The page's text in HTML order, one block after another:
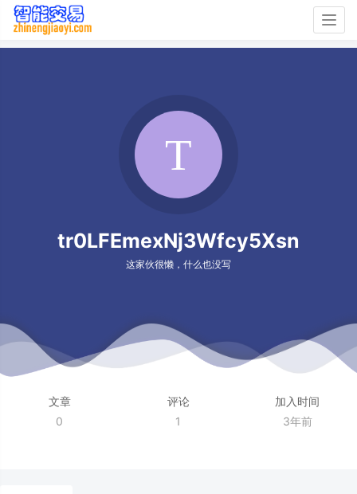
tr0LFEmexNj3Wfcy5Xsn
这家伙很懒，什么也没写
文章
0
评论
1
加入时间
3年前